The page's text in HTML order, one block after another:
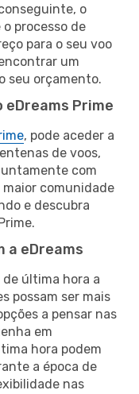
o
processo de
para o seu voo
um
seu orçamento.
eDreams Prime
, pode aceder a
de voos,
com
comunidade
e descubra
a eDreams
última hora a
possam ser mais
a pensar nas
em
hora podem
a época de
nas